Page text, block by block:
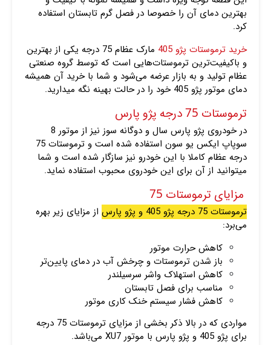
بهترین دمای آن را خصوصا در فصل گرم تابستان استفاده
کرد.
خرید ترموستات پژو 405
مارک عظام 75 درجه یکی از بهترین
و باکیفیت‌ترین ترموستات‌هایی است که توسط گروه صنعتی
عظام تولید و به بازار عرضه می‌شود و شما با خرید آن همیشه
دمای موتور پژو 405 خود را در حالت بهینه نگه میدارید.
ترموستات 75 درجه پژو پارس
در خودروی پژو پارس سال و دوگانه سوز نیز از موتور 8
سوپاپ ایکس یو سون استفاده شده است و ترموستات 75
درجه عظام کاملا با این خودرو نیز سازگار شده است و شما
میتوانید از آن برای این خودروی محبوب استفاده نماید.
مزایای ترموستات 75
ترموستات 75 درجه پژو 405 و پژو پارس
از مزایای زیر بهره
می‌برد:
کاهش حرارت موتور
باز شدن ترموستات و چرخش آب در دمای پایین‌تر
کاهش استهلاک واشر سرسیلندر
مناسب برای فصل تابستان
کاهش فشار سیستم خنک کاری موتور
مواردی که در بالا ذکر بخشی از مزایای ترموستات 75 درجه
برای پژو 405 و پژو پارس با موتور XU7 می‌باشد.